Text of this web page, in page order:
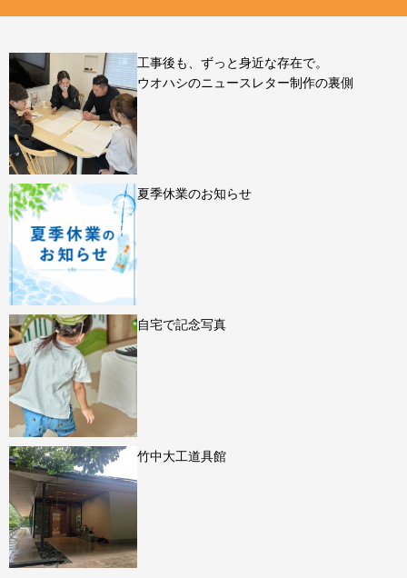
工事後も、ずっと身近な存在で。
ウオハシのニュースレター制作の裏側
夏季休業のお知らせ
自宅で記念写真
竹中大工道具館